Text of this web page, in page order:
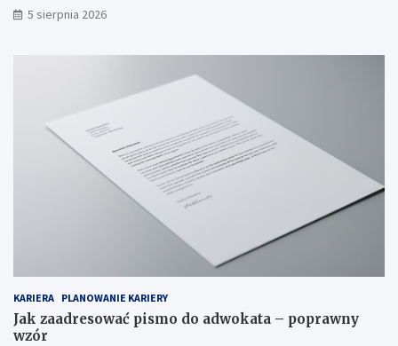
5 sierpnia 2026
KARIERA PLANOWANIE KARIERY
Jak zaadresować pismo do adwokata – poprawny
wzór